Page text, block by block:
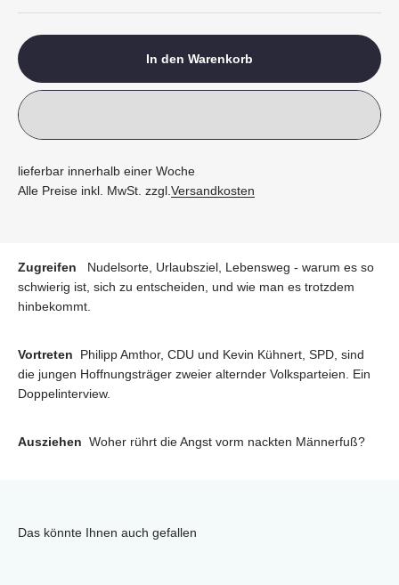
In den Warenkorb
lieferbar innerhalb einer Woche
Alle Preise inkl. MwSt. zzgl.Versandkosten
Zugreifen Nudelsorte, Urlaubsziel, Lebensweg - warum es so
schwierig ist, sich zu entscheiden, und wie man es trotzdem
hinbekommt.
Vortreten Philipp Amthor, CDU und Kevin Kühnert, SPD, sind
die jungen Hoffnungsträger zweier alternder Volksparteien. Ein
Doppelinterview.
Ausziehen Woher rührt die Angst vorm nackten Männerfuß?
Das könnte Ihnen auch gefallen